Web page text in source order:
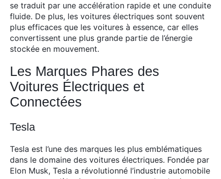
se traduit par une accélération rapide et une conduite
fluide. De plus, les voitures électriques sont souvent
plus efficaces que les voitures à essence, car elles
convertissent une plus grande partie de l’énergie
stockée en mouvement.
Les Marques Phares des
Voitures Électriques et
Connectées
Tesla
Tesla est l’une des marques les plus emblématiques
dans le domaine des voitures électriques. Fondée par
Elon Musk, Tesla a révolutionné l’industrie automobile